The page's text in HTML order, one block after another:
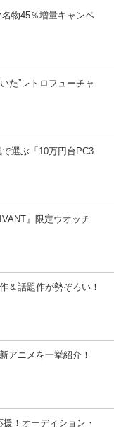
物45％増量キャンペ
た”レトロフューチャ
選ぶ「10万円台PC3
』限定ウオッチ
＆話題作が勢ぞろい！
アニメを一挙紹介！
！オーディション・